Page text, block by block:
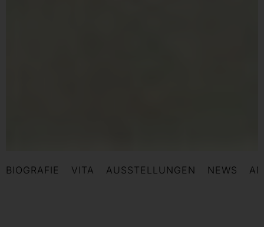
BIOGRAFIE VITA AUSSTELLUNGEN NEWS